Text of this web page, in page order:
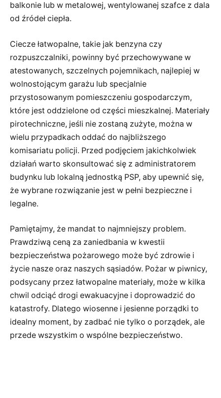
balkonie lub w metalowej, wentylowanej szafce z dala
od źródeł ciepła.
Ciecze łatwopalne, takie jak benzyna czy
rozpuszczalniki, powinny być przechowywane w
atestowanych, szczelnych pojemnikach, najlepiej w
wolnostojącym garażu lub specjalnie
przystosowanym pomieszczeniu gospodarczym,
które jest oddzielone od części mieszkalnej. Materiały
pirotechniczne, jeśli nie zostaną zużyte, można w
wielu przypadkach oddać do najbliższego
komisariatu policji. Przed podjęciem jakichkolwiek
działań warto skonsultować się z administratorem
budynku lub lokalną jednostką PSP, aby upewnić się,
że wybrane rozwiązanie jest w pełni bezpieczne i
legalne.
Pamiętajmy, że mandat to najmniejszy problem.
Prawdziwą ceną za zaniedbania w kwestii
bezpieczeństwa pożarowego może być zdrowie i
życie nasze oraz naszych sąsiadów. Pożar w piwnicy,
podsycany przez łatwopalne materiały, może w kilka
chwil odciąć drogi ewakuacyjne i doprowadzić do
katastrofy. Dlatego wiosenne i jesienne porządki to
idealny moment, by zadbać nie tylko o porządek, ale
przede wszystkim o wspólne bezpieczeństwo.